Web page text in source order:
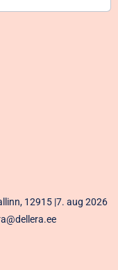
12915 |7. aug 2026